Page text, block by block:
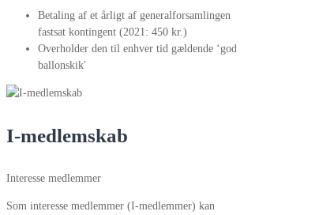
Betaling af et årligt af generalforsamlingen
fastsat kontingent (2021: 450 kr.)
Overholder den til enhver tid gældende ‘god
ballonskik'
I-medlemskab
Interesse medlemmer
Som interesse medlemmer (I-medlemmer) kan